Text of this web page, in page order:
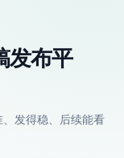
发布平
发得稳、后续能看